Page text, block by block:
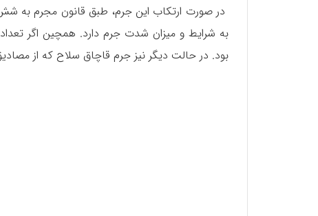
به شرایط و میزان شدت جرم دارد‌‌. همچین اگر‌
بود. در حالت دیگر نیز جرم قاچاق سلاح که از